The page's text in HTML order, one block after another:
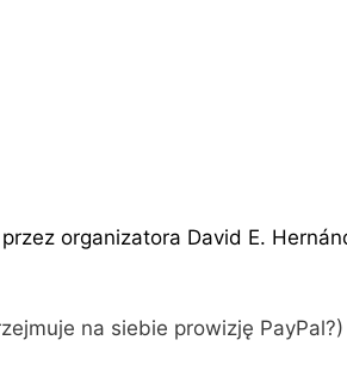
organizatora David E.
na siebie prowizję PayPal?)